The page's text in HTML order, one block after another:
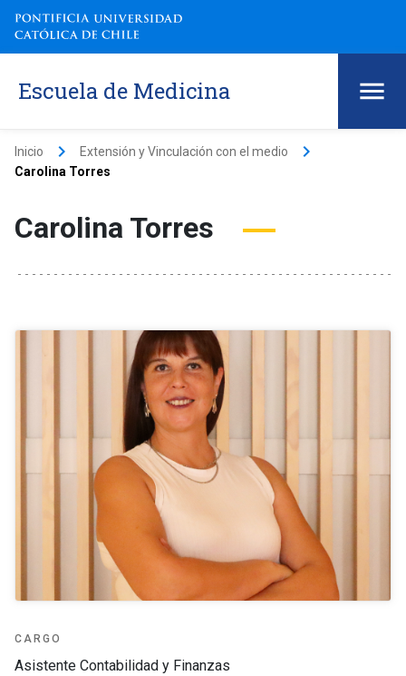
Escuela de Medicina
Inicio keyboard_arrow_right Extensión y Vinculación con el medio keyboard_arrow_right
Carolina Torres
Carolina Torres
CARGO
Asistente Contabilidad y Finanzas